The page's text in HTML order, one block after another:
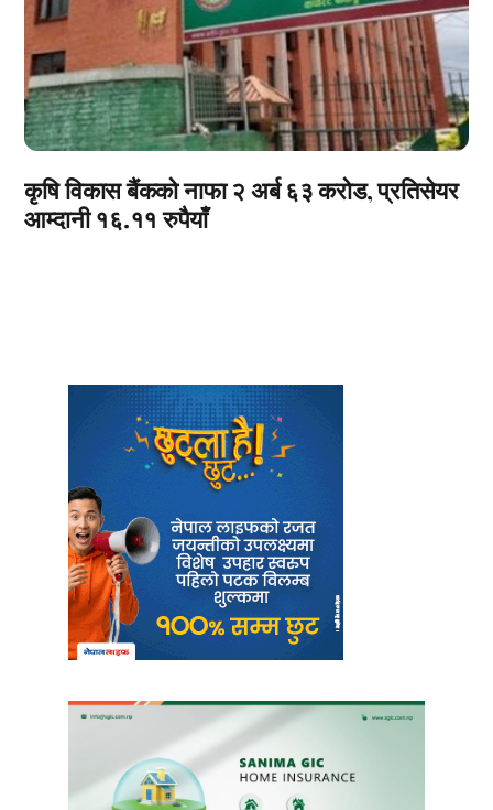
कृषि विकास बैंकको नाफा २ अर्ब ६३ करोड, प्रतिसेयर
आम्दानी १६.११ रुपैयाँ